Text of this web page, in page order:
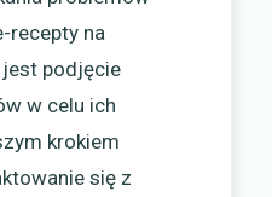
recepty na
podjęcie
w celu ich
krokiem
się z